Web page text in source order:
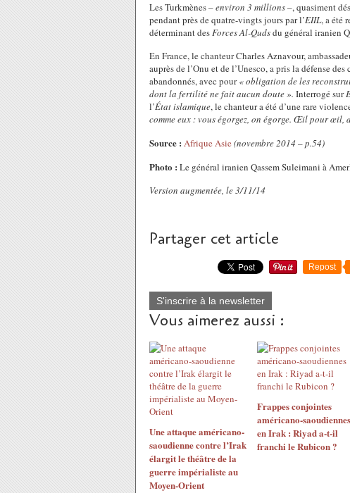
Les Turkmènes –environ 3 millions–, quasiment
pendant près de quatre-vingts jours par l’EIIL, a été
déterminant desForces Al-Qudsdu général iranien
En France, le chanteur Charles Aznavour,
auprès de l’Onu et de l’Unesco, a pris la défense
abandonnés, avec pour« obligation de les
dont la fertilité ne fait aucun doute ». Interrogé sur
l’État islamique, le chanteur a été d’une rare
comme eux : vous égorgez, on égorge. Œil pour œil,
Source : Afrique Asie(novembre 2014 – p.54)
Photo : Le général iranien Qassem Suleimani à
Version augmentée, le 3/11/14
Partager cet article
Repost
S'inscrire à la newsletter
Vous aimerez aussi :
Une attaque américano-
saoudienne contre l’Irak
élargit le théâtre de la
guerre impérialiste au
Moyen-Orient
Frappes conjointes
américano-saoudiennes
en Irak : Riyad a-t-il
franchi le Rubicon ?